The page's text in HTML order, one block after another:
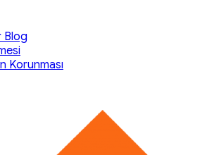
Blog
Korunması